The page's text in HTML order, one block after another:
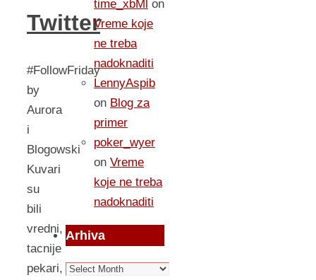
Twitter
#FollowFriday
by
Aurora
i
Blogowski
Kuvari
su
bili
vredni,
tacnije
pekari,
time_xbMl on
Vreme koje
ne treba
nadoknaditi
LennyAspib
on Blog za
primer
poker_wyer
on Vreme
koje ne treba
nadoknaditi
Arhiva
Arhiva